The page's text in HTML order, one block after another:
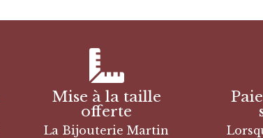
Mise à la taille
offerte
La Bijouterie Martin